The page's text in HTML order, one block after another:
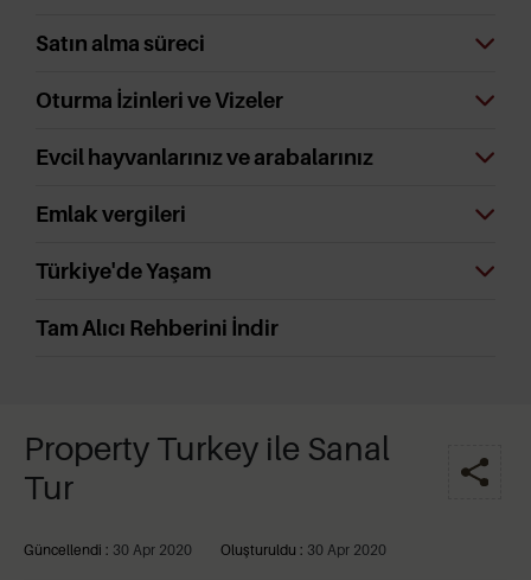
Satın alma süreci
Oturma İzinleri ve Vizeler
Evcil hayvanlarınız ve arabalarınız
Emlak vergileri
Türkiye'de Yaşam
Tam Alıcı Rehberini İndir
Property Turkey ile Sanal
Tur
Güncellendi : 30 Apr 2020 Oluşturuldu : 30 Apr 2020